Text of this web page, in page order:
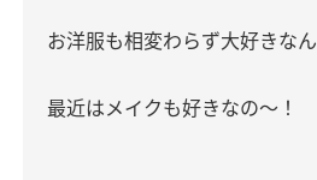
お洋服も相変わらず大好きなん
最近はメイクも好きなの〜！